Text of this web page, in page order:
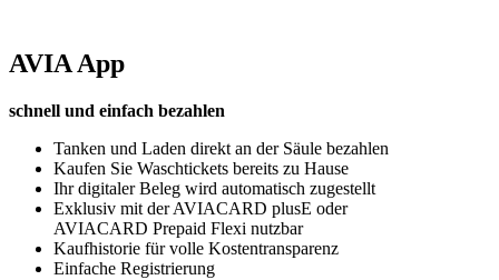
AVIA App
schnell und einfach bezahlen
Tanken und Laden direkt an der Säule bezahlen
Kaufen Sie Waschtickets bereits zu Hause
Ihr digitaler Beleg wird automatisch zugestellt
Exklusiv mit der AVIACARD plusE oder
AVIACARD Prepaid Flexi nutzbar
Kaufhistorie für volle Kostentransparenz
Einfache Registrierung